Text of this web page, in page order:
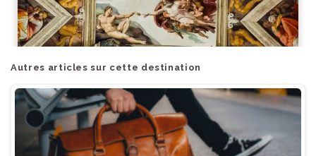
Autres articles sur cette destination